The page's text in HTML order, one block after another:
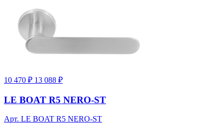
10 470 ₽ 13 088 ₽
LE BOAT R5 NERO-ST
Арт. LE BOAT R5 NERO-ST